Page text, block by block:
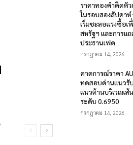
ราคาทองคำดีดตั
ในรอบสองสัปดา
เริ่มชะลอแรงซื้อเ
สหรัฐฯ และการแ
ประธานเฟด
กรกฎาคม 14, 2026
คาดการณ์ราคา
ทดสอบด่านแนวรั
แนวต้านบริเวณเส้
ระดับ 0.6950
กรกฎาคม 14, 2026